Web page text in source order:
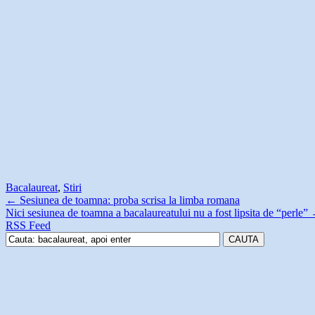
Bacalaureat, Stiri
← Sesiunea de toamna: proba scrisa la limba romana
Nici sesiunea de toamna a bacalaureatului nu a fost lipsita de “perle”
RSS Feed